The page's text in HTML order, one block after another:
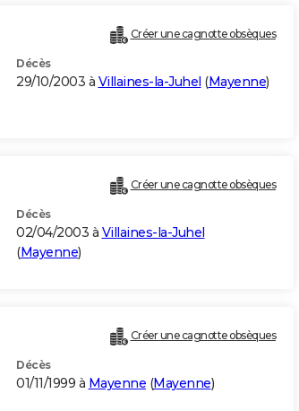
Créer une cagnotte obsèques
Décès
29/10/2003 à Villaines-la-Juhel (Mayenne)
Créer une cagnotte obsèques
Décès
02/04/2003 à Villaines-la-Juhel
(Mayenne)
Créer une cagnotte obsèques
Décès
01/11/1999 à Mayenne (Mayenne)